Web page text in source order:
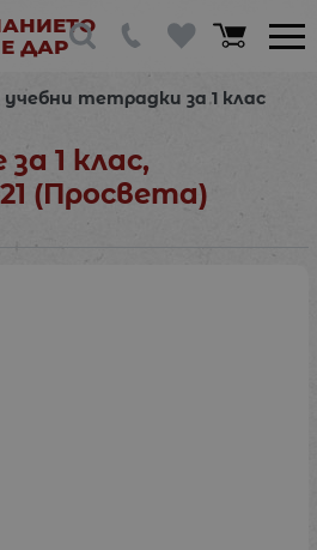
Е ДАР
тетрадки за 1 клас
1 клас,
(Просвета)